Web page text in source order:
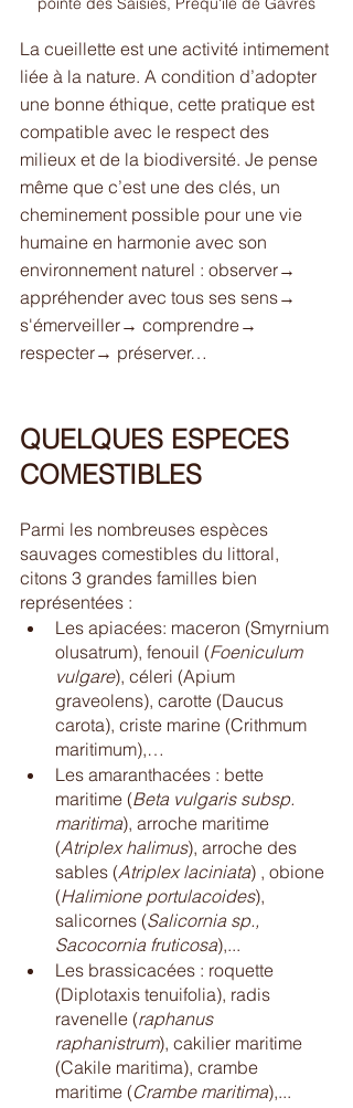
La cueillette est une activité intimement
liée à la nature. A condition d’adopter
une bonne éthique, cette pratique est
compatible avec le respect des
milieux et de la biodiversité. Je pense
même que c’est une des clés, un
cheminement possible pour une vie
humaine en harmonie avec son
environnement naturel : observer→
appréhender avec tous ses sens→
s'émerveiller→ comprendre→
respecter→ préserver…
QUELQUES ESPECES
COMESTIBLES
Parmi les nombreuses espèces
sauvages comestibles du littoral,
citons 3 grandes familles bien
représentées :
Les apiacées: maceron (Smyrnium
olusatrum), fenouil (Foeniculum
vulgare), céleri (Apium
graveolens), carotte (Daucus
carota), criste marine (Crithmum
maritimum),…
Les amaranthacées : bette
maritime (Beta vulgaris subsp.
maritima), arroche maritime
(Atriplex halimus), arroche des
sables (Atriplex laciniata) , obione
(Halimione portulacoides),
salicornes (Salicornia sp.,
Sacocornia fruticosa),...
Les brassicacées : roquette
(Diplotaxis tenuifolia), radis
ravenelle (raphanus
raphanistrum), cakilier maritime
(Cakile maritima), crambe
maritime (Crambe maritima),...